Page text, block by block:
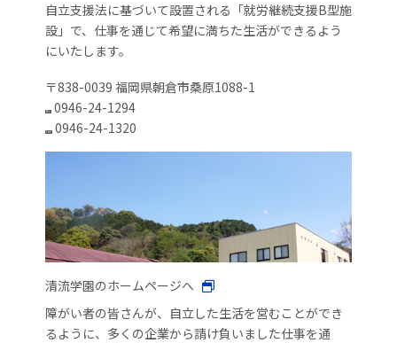
自立支援法に基づいて設置される「就労継続支援B型施
設」で、仕事を通じて希望に満ちた生活ができるよう
にいたします。
〒838-0039 福岡県朝倉市桑原1088-1
TEL 0946-24-1294
FAX 0946-24-1320
清流学園のホームページへ
障がい者の皆さんが、自立した生活を営むことができ
るように、多くの企業から請け負いました仕事を通